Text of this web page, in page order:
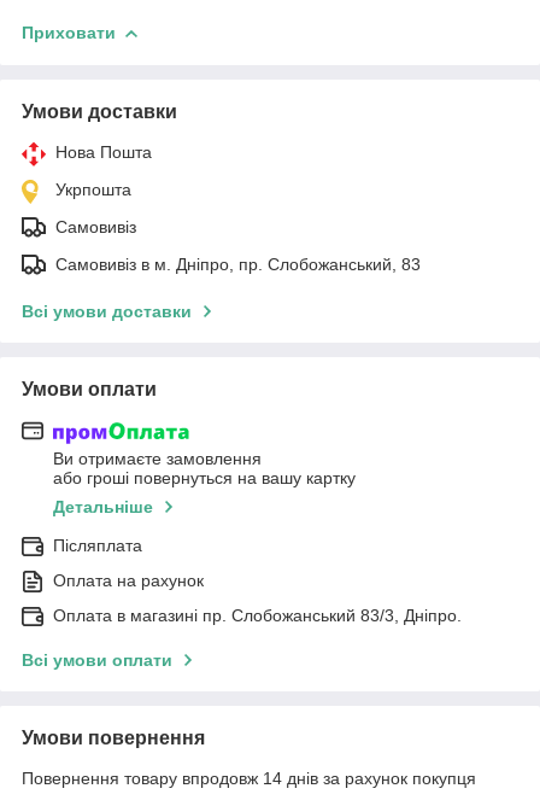
Приховати
Умови доставки
Нова Пошта
Укрпошта
Самовивіз
Самовивіз в м. Дніпро, пр. Слобожанський, 83
Всі умови доставки
Умови оплати
Ви отримаєте замовлення
або гроші повернуться на вашу картку
Детальніше
Післяплата
Оплата на рахунок
Оплата в магазині пр. Слобожанський 83/3, Дніпро.
Всі умови оплати
Умови повернення
Повернення товару впродовж 14 днів за рахунок покупця